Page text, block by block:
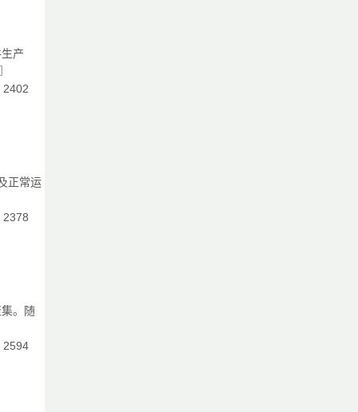
产
2402
正常运
2378
。随
2594